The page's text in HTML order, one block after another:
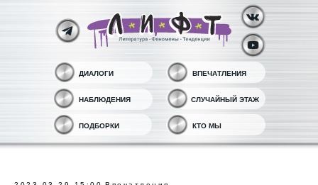
ДИАЛОГИ ВПЕЧАТЛЕНИЯ
НАБЛЮДЕНИЯ СЛУЧАЙНЫЙ ЭТАЖ
ПОДБОРКИ КТО МЫ